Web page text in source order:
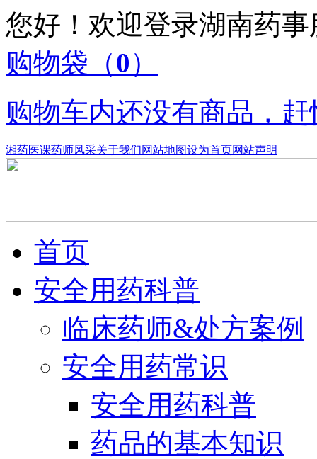
您好！欢迎登录湖南药
购物袋 （0）
购物车内还没有商品，
湘药医课药师风采关于我们网站地图设为首页网站声明
首页
安全用药科普
临床药师&处方案例
安全用药常识
安全用药科普
药品的基本知识